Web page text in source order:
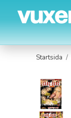
Startsida /